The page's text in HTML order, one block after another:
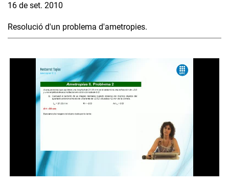
16 de set. 2010
Resolució d'un problema d'ametropies.